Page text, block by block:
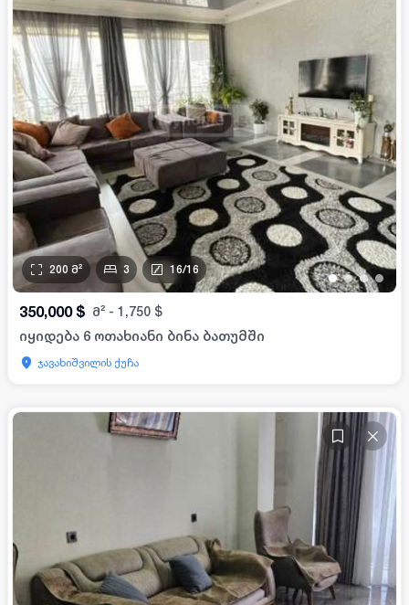
••••
200 მ² 3 16/16
350,000 $ მ² - 1,750 $
იყიდება 6 ოთახიანი ბინა ბათუმში
ჯავახიშვილის ქუჩა